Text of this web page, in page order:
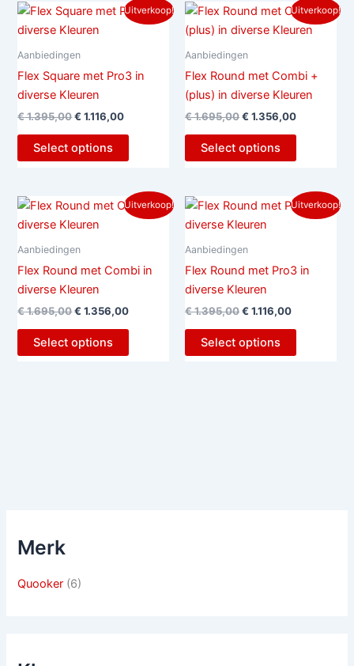
Uitverkoop!
Aanbiedingen
Flex Square met Pro3 in
diverse Kleuren
€1.395,00
Oorspronkelijke
was:
€ 1.116,00
Huidige
prijs
Select options
Uitverkoop!
Aanbiedingen
Flex Round met Combi +
(plus) in diverse Kleuren
€1.695,00
Oorspronkelijke
was:
€ 1.356,00
Huidige
prijs
is:
Select options
Uitverkoop!
Aanbiedingen
Flex Round met Combi in
diverse Kleuren
€1.695,00
Oorspronkelijke
was:
€ 1.356,00
Huidige
prijs
Select options
Uitverkoop!
Aanbiedingen
Flex Round met Pro3 in
diverse Kleuren
€1.395,00
Oorspronkelijke
was:
€ 1.116,00
Huidige
prijs
Select options
Merk
Quooker (6)